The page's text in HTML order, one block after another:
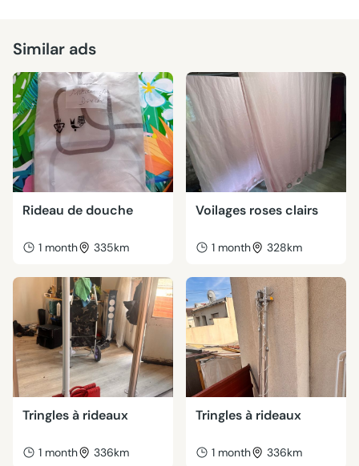
Similar ads
Rideau de douche
1 month 335km
Voilages roses clairs
1 month 328km
Tringles à rideaux
1 month 336km
Tringles à rideaux
1 month 336km